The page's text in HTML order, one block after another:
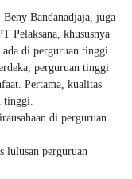
Bandanadjaja, juga
Pelaksana, khususnya
di perguruan tinggi.
perguruan tinggi
Pertama, kualitas
tinggi.
di perguruan
lulusan perguruan